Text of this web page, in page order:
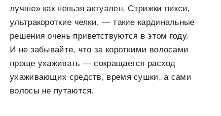
лучше» как нельзя актуален. Стрижки пикси,
ультракороткие челки, — такие кардинальные
решения очень приветствуются в этом году.
И не забывайте, что за короткими волосами
проще ухаживать — сокращается расход
ухаживающих средств, время сушки, а сами
волосы не путаются.